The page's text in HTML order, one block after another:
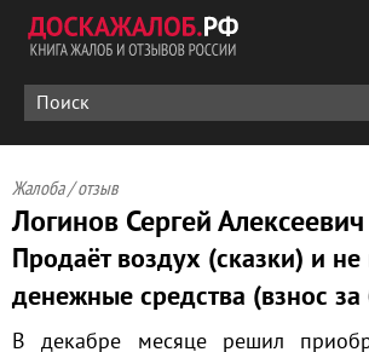
Жалоба / отзыв
Логинов Сергей Алексеевич
Продаёт воздух (сказки) и
денежные средства (взнос за
В декабре месяце решил